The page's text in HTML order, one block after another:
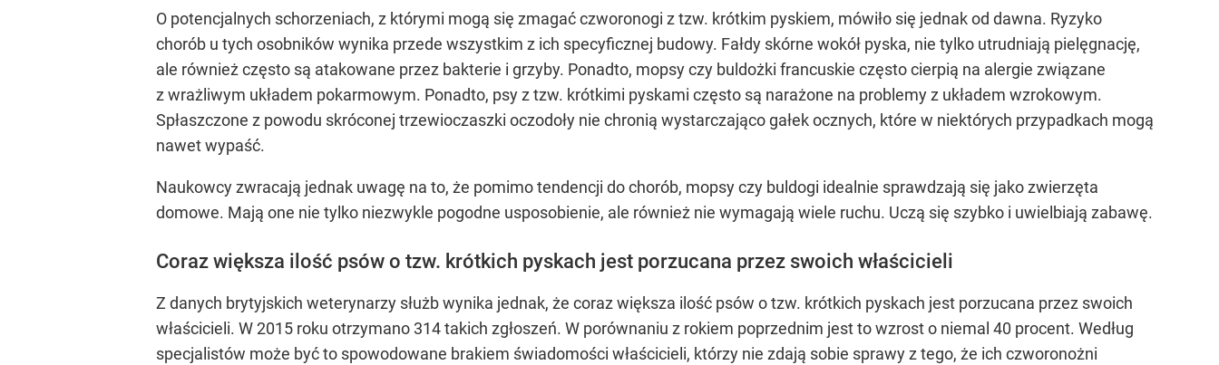
O potencjalnych schorzeniach, z którymi mogą się zmagać czworonogi z tzw. krótkim pyskiem, mówiło się jednak od dawna. Ryzyko
chorób u tych osobników wynika przede wszystkim z ich specyficznej budowy. Fałdy skórne wokół pyska, nie tylko utrudniają pielęgnację,
ale również często są atakowane przez bakterie i grzyby. Ponadto, mopsy czy buldożki francuskie często cierpią na alergie związane
z wrażliwym układem pokarmowym. Ponadto, psy z tzw. krótkimi pyskami często są narażone na problemy z układem wzrokowym.
Spłaszczone z powodu skróconej trzewioczaszki oczodoły nie chronią wystarczająco gałek ocznych, które w niektórych przypadkach mogą
nawet wypaść.
Naukowcy zwracają jednak uwagę na to, że pomimo tendencji do chorób, mopsy czy buldogi idealnie sprawdzają się jako zwierzęta
domowe. Mają one nie tylko niezwykle pogodne usposobienie, ale również nie wymagają wiele ruchu. Uczą się szybko i uwielbiają zabawę.
Coraz większa ilość psów o tzw. krótkich pyskach jest porzucana przez swoich właścicieli
Z danych brytyjskich weterynarzy służb wynika jednak, że coraz większa ilość psów o tzw. krótkich pyskach jest porzucana przez swoich
właścicieli. W 2015 roku otrzymano 314 takich zgłoszeń. W porównaniu z rokiem poprzednim jest to wzrost o niemal 40 procent. Według
specjalistów może być to spowodowane brakiem świadomości właścicieli, którzy nie zdają sobie sprawy z tego, że ich czworonożni